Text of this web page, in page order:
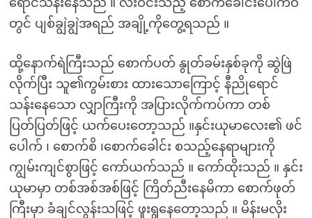
ရောင်သန်းနေသည် ။ လီးဝင်းသည့် စောက်ခေါင်းပေါက်ဝ
တွင် ပျစ်ချွဲချွဲအရည် အချို့ကိုတွေ့ရသည် ။
ထို့နောက်ရဲကြီးသည် စောက်ပတ် နွုတ်ခမ်းနှစ်ခုကို ဆွဲဖြဲ
လိုက်ပြီး သူ၏ကွမ်းစား ထားသောကြောင့် နီညိုရောင်
သန်းနေသော လျှာကြီးကို အပြားလိုက်ကပ်ကာ တစ်
ပြတ်ပြတ်ဖြင့် ယက်ပေးတော့သည် ။နှင်းယုမာလေး၏ ဖင်
ပေါက် ၊ စောက်စိ ၊စောက်ခေါင်း စသည့်နေရာများကို
ကျွမ်းကျင်စွာဖြင့် ကော်ယက်သည် ။ ကော်ထိုးသည် ။ နှင်း
ယုမာမှာ တစ်အစ်အစ်ဖြင့် ကြိတ်ညီးနေမိကာ စောက်ဖုတ်
ကြီးမှာ ခံချင်လွန်းသဖြင့် ဖူးရွနေတော့သည် ။ မိန်းမလိုး